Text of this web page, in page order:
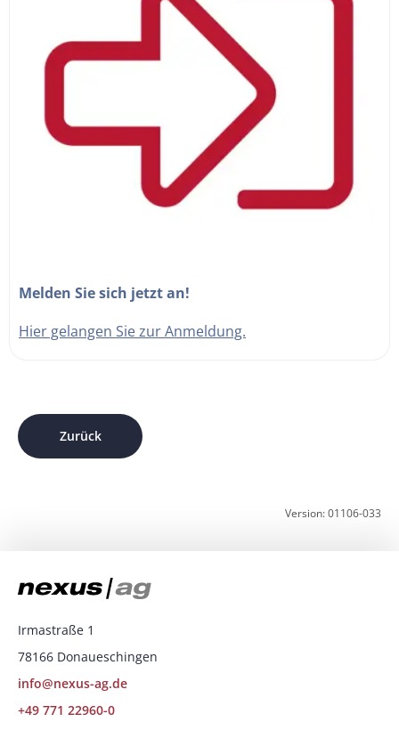
Melden Sie sich jetzt an!
Hier gelangen Sie zur Anmeldung.
Zurück
Version: 01106-033
Irmastraße 1
78166 Donaueschingen
info@nexus-ag.de
+49 771 22960-0